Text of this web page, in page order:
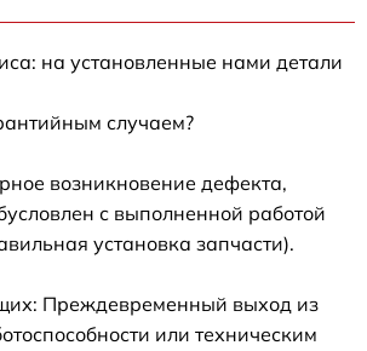
на установленные нами детали
случаем?
возникновение дефекта,
с выполненной работой
установка запчасти).
Преждевременный выход из
или техническим